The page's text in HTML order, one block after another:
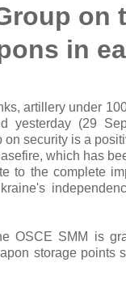
on
in
artillery under
yesterday (29
security is a
which has
to the complete
OSCE SMM is
storage points